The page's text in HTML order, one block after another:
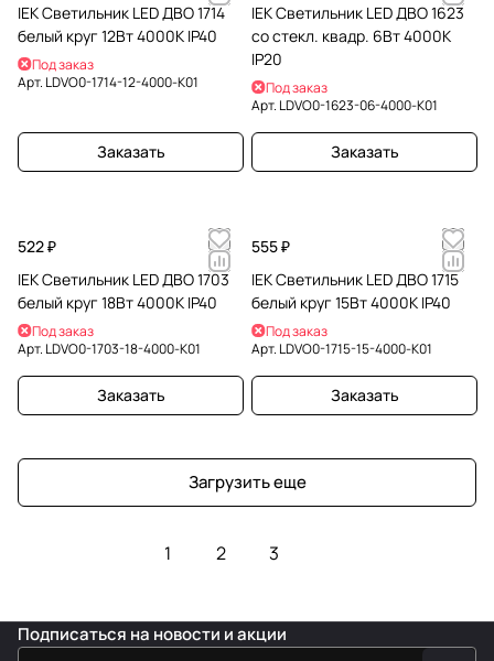
IEK Светильник LED ДВО 1714
белый круг 12Вт 4000К IP40
Под заказ
Арт. LDVO0-1714-12-4000-K01
Заказать
IEK Светильник LED ДВО 1623
со стекл. квадр. 6Вт 4000К
IP20
Под заказ
Арт. LDVO0-1623-06-4000-K01
Заказать
522 ₽
IEK Светильник LED ДВО 1703
белый круг 18Вт 4000K IP40
Под заказ
Арт. LDVO0-1703-18-4000-K01
Заказать
555 ₽
IEK Светильник LED ДВО 1715
белый круг 15Вт 4000К IP40
Под заказ
Арт. LDVO0-1715-15-4000-K01
Заказать
Загрузить еще
1 2 3
Подписаться на новости и акции